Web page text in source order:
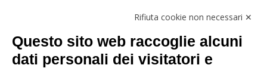
Facebook
Linkedin
Rifiuta cookie non necessari ✕
Questo sito web raccoglie alcuni
dati personali dei visitatori e